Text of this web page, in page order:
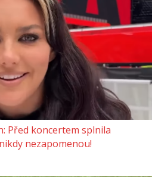
Před koncertem splnila
nezapomenou!